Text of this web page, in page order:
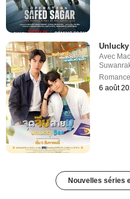
Unlucky
Avec
Romance
6 août
Nouvelles séries